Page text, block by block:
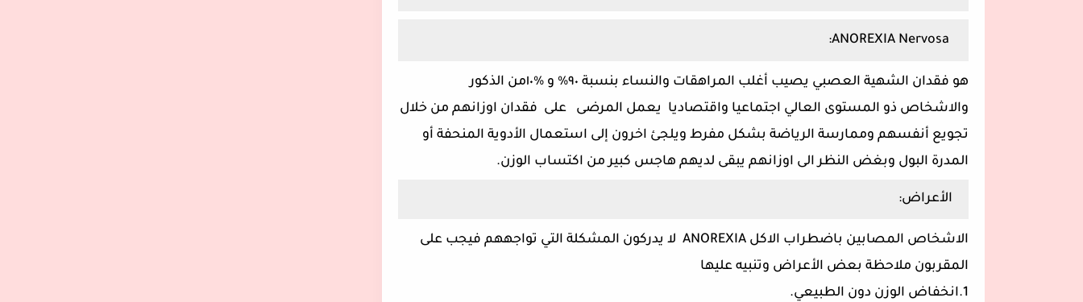
هو فقدان الشهية العصبي يصيب أغلب المراهقات والنساء بنسبة ٩٠% و %١٠من الذكور
والاشخاص ذو المستوى العالي اجتماعيا واقتصاديا يعمل المرضى على فقدان اوزانهم من خلال
تجويع أنفسهم وممارسة الرياضة بشكل مفرط ويلجئ اخرون إلى استعمال الأدوية المنحفة أو
المدرة البول وبغض النظر الى اوزانهم يبقى لديهم هاجس كبير من اكتساب الوزن.
الأعراض:
الاشخاص المصابين باضطراب الاكل ANOREXIA لا يدركون المشكلة التي تواجههم فيجب على
المقربون ملاحظة بعض الأعراض وتنبيه عليها
1.انخفاض الوزن دون الطبيعي.